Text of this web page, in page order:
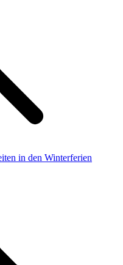
in den Winterferien